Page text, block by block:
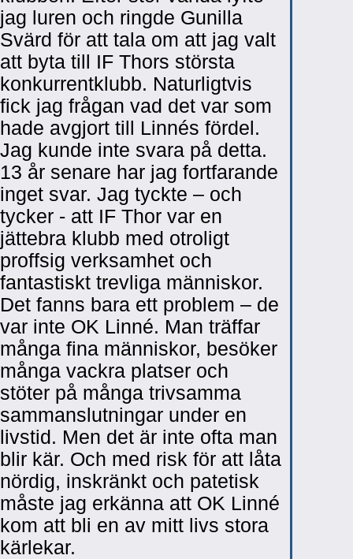
jag luren och ringde Gunilla
Svärd för att tala om att jag valt
att byta till IF Thors största
konkurrentklubb. Naturligtvis
fick jag frågan vad det var som
hade avgjort till Linnés fördel.
Jag kunde inte svara på detta.
13 år senare har jag fortfarande
inget svar. Jag tyckte – och
tycker - att IF Thor var en
jättebra klubb med otroligt
proffsig verksamhet och
fantastiskt trevliga människor.
Det fanns bara ett problem – de
var inte OK Linné. Man träffar
många fina människor, besöker
många vackra platser och
stöter på många trivsamma
sammanslutningar under en
livstid. Men det är inte ofta man
blir kär. Och med risk för att låta
nördig, inskränkt och patetisk
måste jag erkänna att OK Linné
kom att bli en av mitt livs stora
kärlekar.